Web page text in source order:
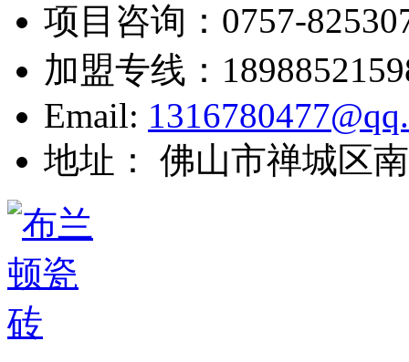
项目咨询： 0757-
加盟专线：
Email:
地址： 佛山市禅城区